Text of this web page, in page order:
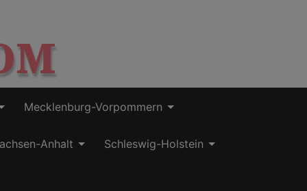
Mecklenburg-Vorpommern
Anhalt Schleswig-Holstein